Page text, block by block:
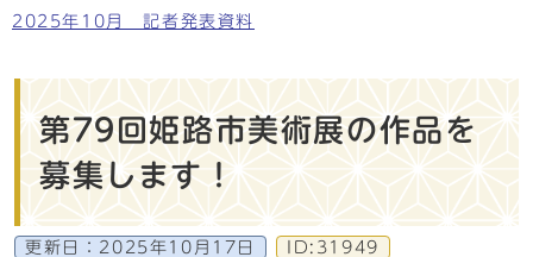
2025年10月 記者発表資料
第79回姫路市美術展の作品を
募集します！
更新日： 2025年10月17日 ID:31949